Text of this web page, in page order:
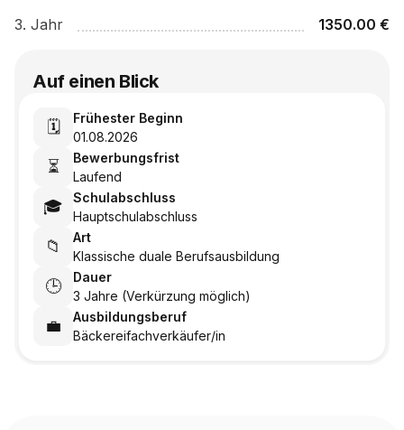
3. Jahr 1350.00 €
Auf einen Blick
🗓️
Frühester Beginn
01.08.2026
⏳
Bewerbungsfrist
Laufend
🎓
Schulabschluss
Hauptschulabschluss
📁
Art
Klassische duale Berufsausbildung
🕒
Dauer
3 Jahre (Verkürzung möglich)
💼
Ausbildungsberuf
Bäckereifachverkäufer/in